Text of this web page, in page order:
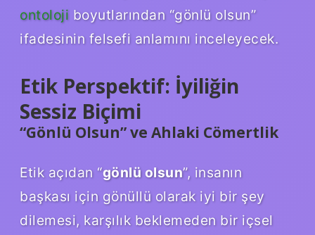
ontoloji boyutlarından “gönlü olsun”
ifadesinin felsefi anlamını inceleyecek.
Etik Perspektif: İyiliğin
Sessiz Biçimi
“Gönlü Olsun” ve Ahlaki Cömertlik
Etik açıdan “gönlü olsun”, insanın
başkası için gönüllü olarak iyi bir şey
dilemesi, karşılık beklemeden bir içsel